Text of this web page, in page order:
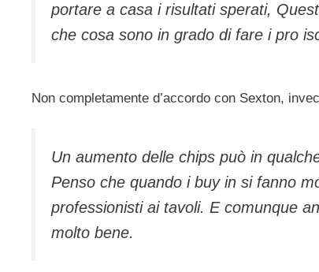
portare a casa i risultati sperati,
che cosa sono in grado di fare i pro
Non completamente d’accordo con Sexton,
Un aumento delle chips può in
Penso che quando i buy in si fanno
professionisti ai tavoli. E comunque
molto bene.